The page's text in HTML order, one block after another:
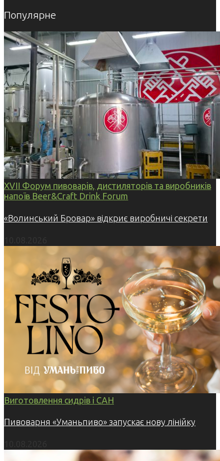
Популярне
XVII Форум пивоварів, дистиляторів та виробників
напоїв Beer&Craft Drink Forum
«Волинський Бровар» відкриє виробничі секрети
Виготовлення сидрів і САН
Пивоварня «Уманьпиво» запускає нову лінійку